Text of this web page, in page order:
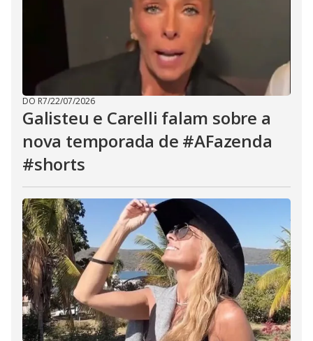
DO R7/22/07/2026
Galisteu e Carelli falam sobre a
nova temporada de #AFazenda
#shorts